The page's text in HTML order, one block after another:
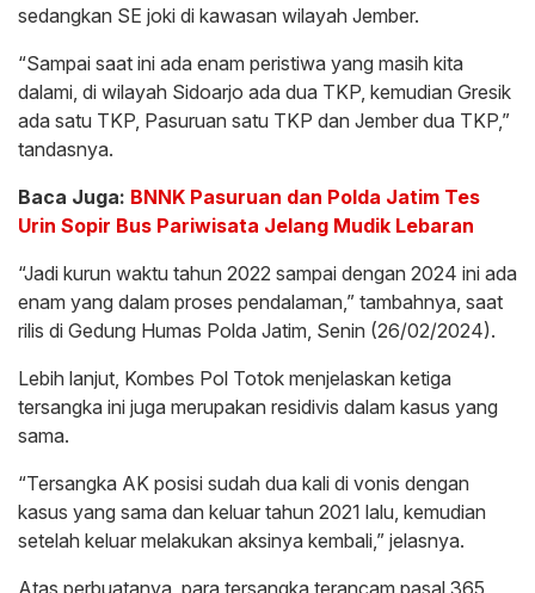
sedangkan SE joki di kawasan wilayah Jember.
“Sampai saat ini ada enam peristiwa yang masih kita
dalami, di wilayah Sidoarjo ada dua TKP, kemudian Gresik
ada satu TKP, Pasuruan satu TKP dan Jember dua TKP,”
tandasnya.
Baca Juga: BNNK Pasuruan dan Polda Jatim Tes
Urin Sopir Bus Pariwisata Jelang Mudik Lebaran
“Jadi kurun waktu tahun 2022 sampai dengan 2024 ini ada
enam yang dalam proses pendalaman,” tambahnya, saat
rilis di Gedung Humas Polda Jatim, Senin (26/02/2024).
Lebih lanjut, Kombes Pol Totok menjelaskan ketiga
tersangka ini juga merupakan residivis dalam kasus yang
sama.
“Tersangka AK posisi sudah dua kali di vonis dengan
kasus yang sama dan keluar tahun 2021 lalu, kemudian
setelah keluar melakukan aksinya kembali,” jelasnya.
Atas perbuatanya, para tersangka terancam pasal 365